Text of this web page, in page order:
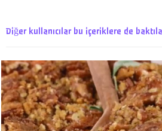
Diğer kullanıcılar bu içeriklere de